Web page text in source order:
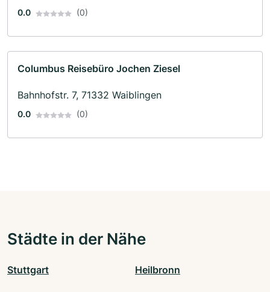
0.0 (0)
Columbus Reisebüro Jochen Ziesel
Bahnhofstr. 7, 71332 Waiblingen
0.0 (0)
Städte in der Nähe
Stuttgart Heilbronn